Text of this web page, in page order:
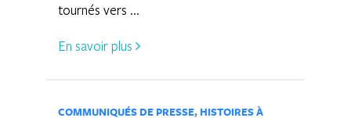
tournés vers ...
En savoir plus
COMMUNIQUÉS DE PRESSE, HISTOIRES À